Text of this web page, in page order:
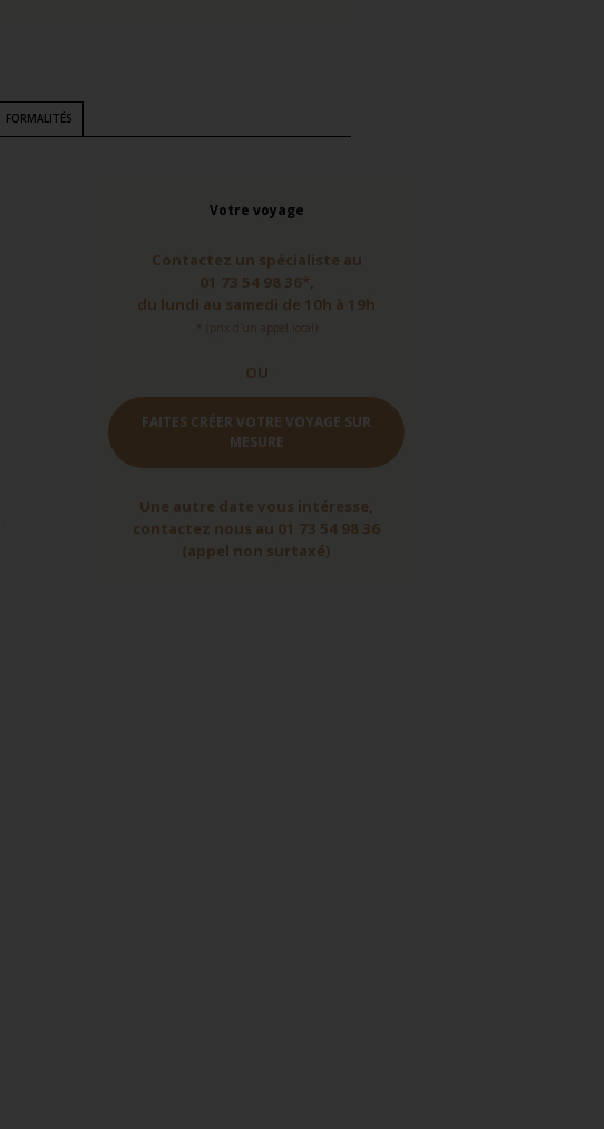
FORMALITÉS
Votre voyage
Contactez un spécialiste au
01 73 54 98 36*,
du lundi au samedi de 10h à 19h
* (prix d'un appel local)
OU
FAITES CRÉER VOTRE VOYAGE SUR
MESURE
Une autre date vous intéresse,
contactez nous au 01 73 54 98 36
(appel non surtaxé)